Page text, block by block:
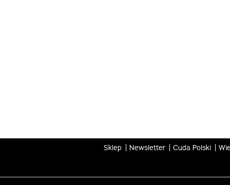
Sklep Newsletter Cuda Polski